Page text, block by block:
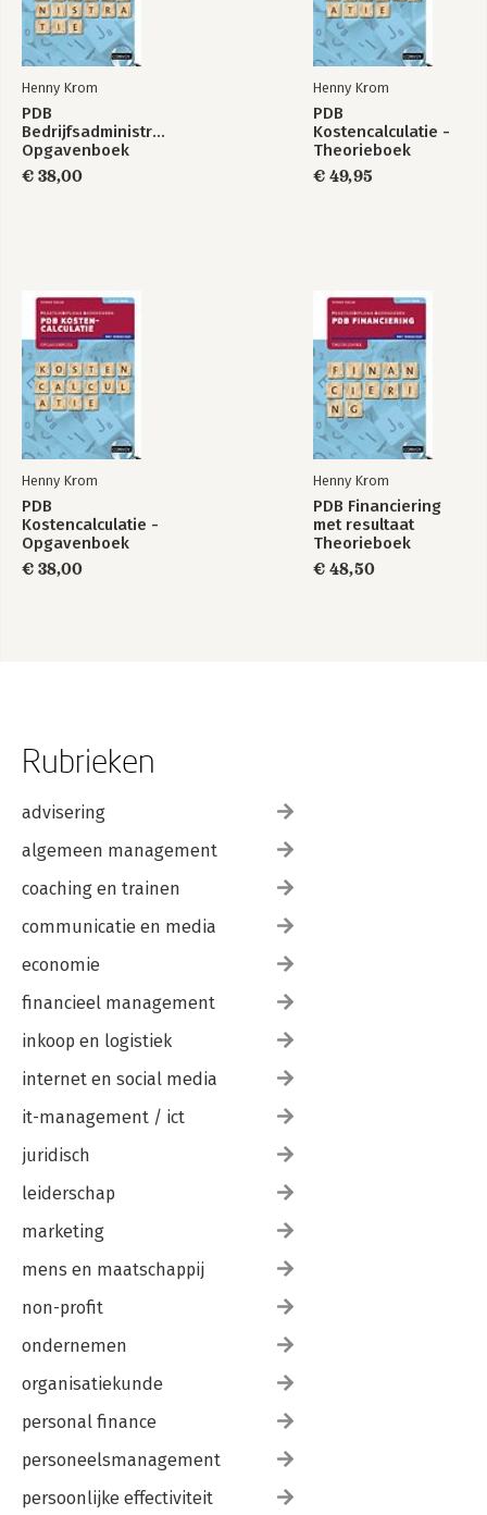
Bekijk alle boeken
Henny Krom
PDB
Bedrijfsadministratie
Opgavenboek
€ 38,00
Henny Krom
PDB
Kostencalculatie -
Theorieboek
€ 49,95
Henny Krom
PDB
Kostencalculatie -
Opgavenboek
€ 38,00
Henny Krom
PDB Financiering
met resultaat
Theorieboek
€ 48,50
Rubrieken
advisering
algemeen management
coaching en trainen
communicatie en media
economie
financieel management
inkoop en logistiek
internet en social media
it-management / ict
juridisch
leiderschap
marketing
mens en maatschappij
non-profit
ondernemen
organisatiekunde
personal finance
personeelsmanagement
persoonlijke effectiviteit